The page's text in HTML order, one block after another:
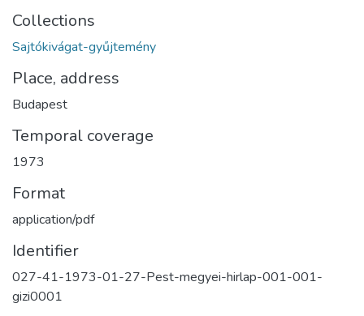
Collections
Sajtókivágat-gyűjtemény
Place, address
Budapest
Temporal coverage
1973
Format
application/pdf
Identifier
027-41-1973-01-27-Pest-megyei-hirlap-001-001-
gizi0001